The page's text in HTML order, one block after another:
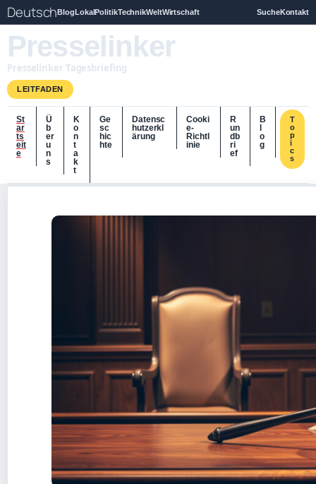
DeutschBlogLokalPolitikTechnikWeltWirtschaft SucheKontakt
Presselinker
Presselinker Tagesbriefing
LEITFADEN
St
ar
ts
eit
e
Ü
b
er
u
n
s
K
o
n
t
a
k
t
Ge
sc
hic
hte
Datensc
hutzerkl
ärung
Cooki
e-
Richtl
inie
R
un
db
ri
ef
B
o
g
T
o
p
i
c
s